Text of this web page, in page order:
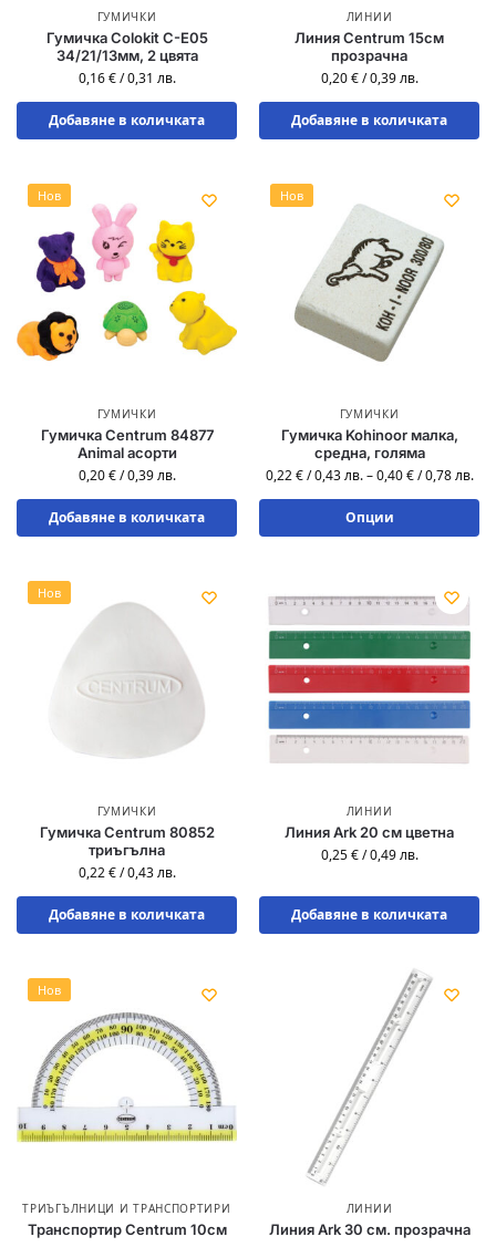
ГУМИЧКИ
Гумичка Colokit C-E05
34/21/13мм, 2 цвята
0,16€ /0,31 лв.
Добавяне в количката
ЛИНИИ
Линия Centrum 15см
прозрачна
0,20€ /0,39лв.
Добавяне в количката
Нов
ГУМИЧКИ
Гумичка Centrum 84877
Animal асорти
0,20€ /0,39лв.
Добавяне в количката
Нов
ГУМИЧКИ
Гумичка Kohinoor малка,
средна, голяма
0,22€ /0,43лв. – 0,40€ /0,78лв.
Опции
Нов
ГУМИЧКИ
Гумичка Centrum 80852
триъгълна
0,22€ /0,43лв.
Добавяне в количката
ЛИНИИ
Линия Ark 20 см цветна
0,25€ /0,49лв.
Добавяне в количката
Нов
ТРИЪГЪЛНИЦИ И ТРАНСПОРТИРИ
Транспортир Centrum 10см
ЛИНИИ
Линия Ark 30 см. прозрачна